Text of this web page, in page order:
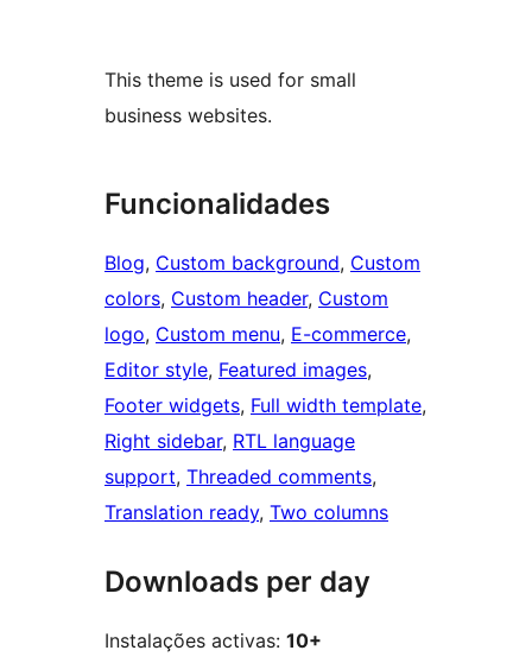
This theme is used for small
business websites.
Funcionalidades
Blog, Custom background, Custom
colors, Custom header, Custom
logo, Custom menu, E-commerce
Editor style, Featured images
Footer widgets, Full width template
Right sidebar, RTL language
support, Threaded comments
Translation ready, Two columns
Downloads per day
Instalações activas: 10+